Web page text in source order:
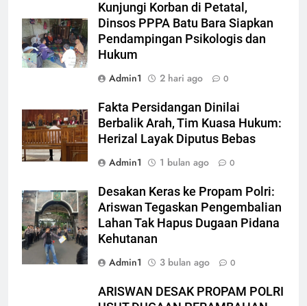
Kunjungi Korban di Petatal,
Dinsos PPPA Batu Bara Siapkan
Pendampingan Psikologis dan
Hukum
Admin1
2 hari ago 0
Fakta Persidangan Dinilai
Berbalik Arah, Tim Kuasa Hukum:
Herizal Layak Diputus Bebas
Admin1
1 bulan ago 0
Desakan Keras ke Propam Polri:
Ariswan Tegaskan Pengembalian
Lahan Tak Hapus Dugaan Pidana
Kehutanan
Admin1
3 bulan ago 0
ARISWAN DESAK PROPAM POLRI